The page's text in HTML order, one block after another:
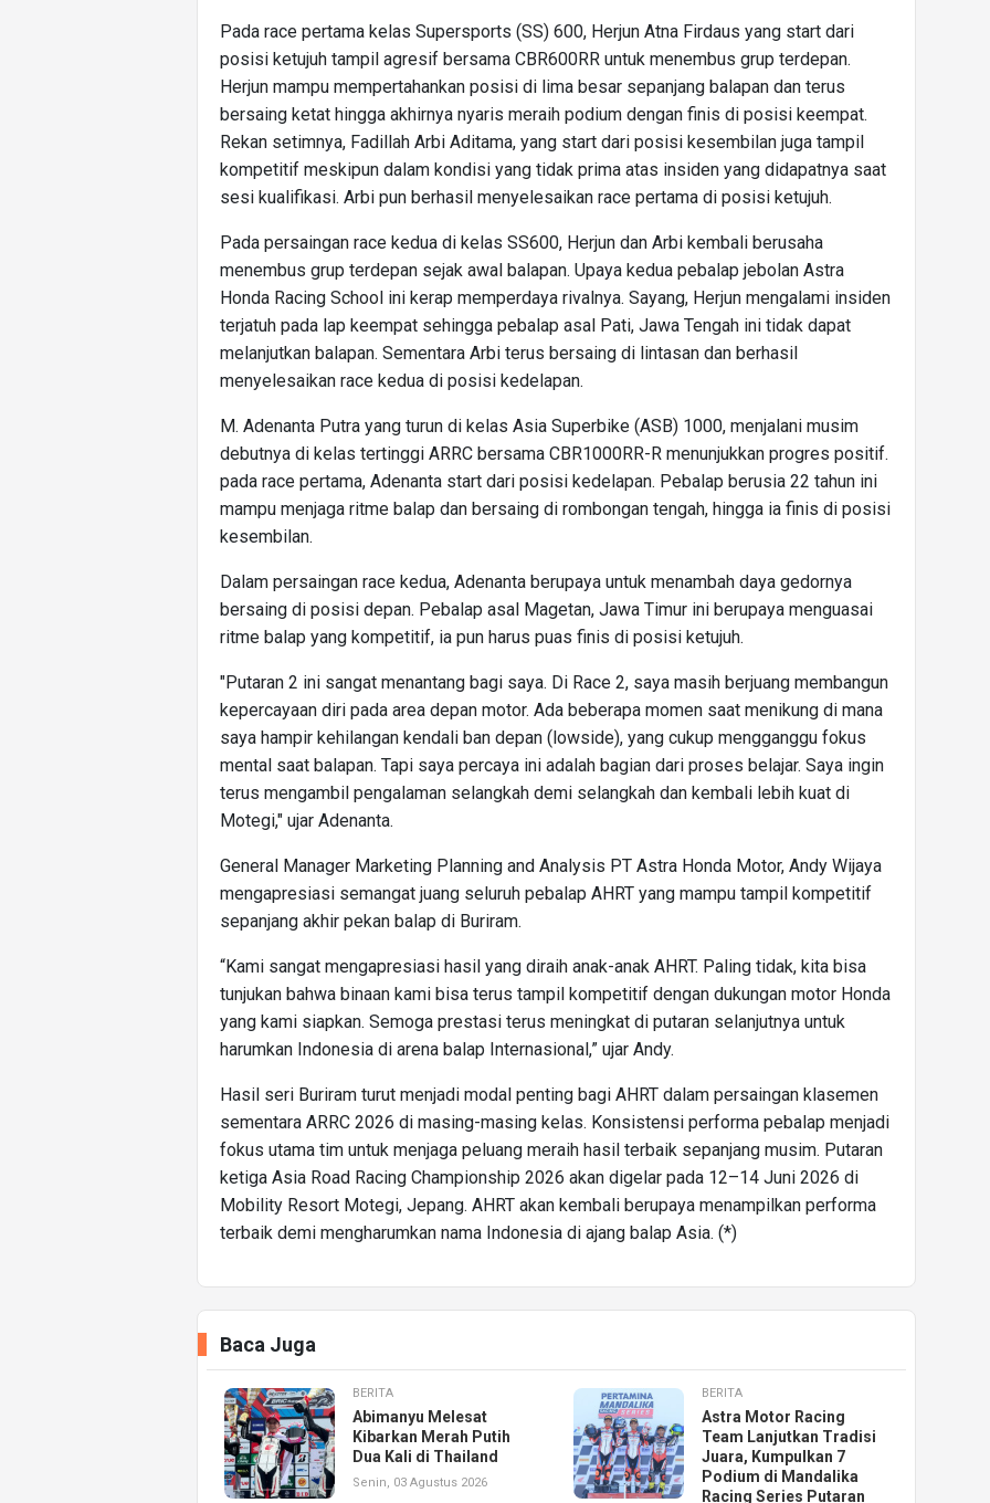
Pada race pertama kelas Supersports (SS) 600, Herjun Atna Firdaus yang start dari
posisi ketujuh tampil agresif bersama CBR600RR untuk menembus grup terdepan.
Herjun mampu mempertahankan posisi di lima besar sepanjang balapan dan terus
bersaing ketat hingga akhirnya nyaris meraih podium dengan finis di posisi keempat.
Rekan setimnya, Fadillah Arbi Aditama, yang start dari posisi kesembilan juga tampil
kompetitif meskipun dalam kondisi yang tidak prima atas insiden yang didapatnya saat
sesi kualifikasi. Arbi pun berhasil menyelesaikan race pertama di posisi ketujuh.
Pada persaingan race kedua di kelas SS600, Herjun dan Arbi kembali berusaha
menembus grup terdepan sejak awal balapan. Upaya kedua pebalap jebolan Astra
Honda Racing School ini kerap memperdaya rivalnya. Sayang, Herjun mengalami insiden
terjatuh pada lap keempat sehingga pebalap asal Pati, Jawa Tengah ini tidak dapat
melanjutkan balapan. Sementara Arbi terus bersaing di lintasan dan berhasil
menyelesaikan race kedua di posisi kedelapan.
M. Adenanta Putra yang turun di kelas Asia Superbike (ASB) 1000, menjalani musim
debutnya di kelas tertinggi ARRC bersama CBR1000RR-R menunjukkan progres positif.
pada race pertama, Adenanta start dari posisi kedelapan. Pebalap berusia 22 tahun ini
mampu menjaga ritme balap dan bersaing di rombongan tengah, hingga ia finis di posisi
kesembilan.
Dalam persaingan race kedua, Adenanta berupaya untuk menambah daya gedornya
bersaing di posisi depan. Pebalap asal Magetan, Jawa Timur ini berupaya menguasai
ritme balap yang kompetitif, ia pun harus puas finis di posisi ketujuh.
"Putaran 2 ini sangat menantang bagi saya. Di Race 2, saya masih berjuang membangun
kepercayaan diri pada area depan motor. Ada beberapa momen saat menikung di mana
saya hampir kehilangan kendali ban depan (lowside), yang cukup mengganggu fokus
mental saat balapan. Tapi saya percaya ini adalah bagian dari proses belajar. Saya ingin
terus mengambil pengalaman selangkah demi selangkah dan kembali lebih kuat di
Motegi," ujar Adenanta.
General Manager Marketing Planning and Analysis PT Astra Honda Motor, Andy Wijaya
mengapresiasi semangat juang seluruh pebalap AHRT yang mampu tampil kompetitif
sepanjang akhir pekan balap di Buriram.
“Kami sangat mengapresiasi hasil yang diraih anak-anak AHRT. Paling tidak, kita bisa
tunjukan bahwa binaan kami bisa terus tampil kompetitif dengan dukungan motor Honda
yang kami siapkan. Semoga prestasi terus meningkat di putaran selanjutnya untuk
harumkan Indonesia di arena balap Internasional,” ujar Andy.
Hasil seri Buriram turut menjadi modal penting bagi AHRT dalam persaingan klasemen
sementara ARRC 2026 di masing-masing kelas. Konsistensi performa pebalap menjadi
fokus utama tim untuk menjaga peluang meraih hasil terbaik sepanjang musim. Putaran
ketiga Asia Road Racing Championship 2026 akan digelar pada 12–14 Juni 2026 di
Mobility Resort Motegi, Jepang. AHRT akan kembali berupaya menampilkan performa
terbaik demi mengharumkan nama Indonesia di ajang balap Asia. (*)
Baca Juga
BERITA
Abimanyu Melesat
Kibarkan Merah Putih
Dua Kali di Thailand
Senin, 03 Agustus 2026
BERITA
Astra Motor Racing
Team Lanjutkan Tradisi
Juara, Kumpulkan 7
Podium di Mandalika
Racing Series Putaran